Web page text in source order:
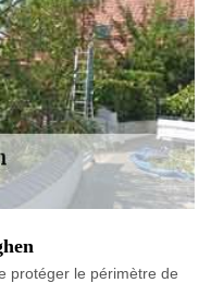
protéger le périmètre de